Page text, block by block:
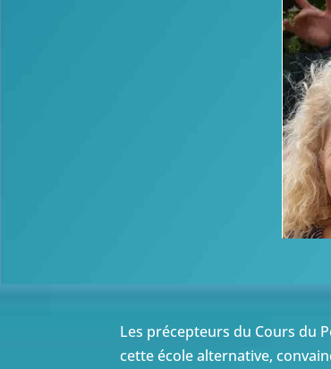
Les précepteurs du Cours du
cette école alternative,